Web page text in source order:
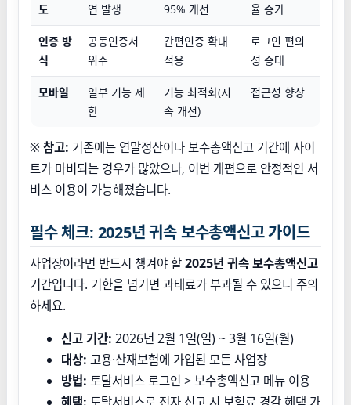
도
연 발생
95% 개선
율 증가
인증 방
식
공동인증서
위주
간편인증 확대
적용
로그인 편의
성 증대
모바일
일부 기능 제
한
기능 최적화(지
속 개선)
접근성 향상
※참고: 기존에는 연말정산이나 보수총액신고 기간에 사이
트가 마비되는 경우가 많았으나, 이번 개편으로 안정적인 서
비스 이용이 가능해졌습니다.
필수 체크: 2025년 귀속 보수총액신고 가이드
사업장이라면 반드시 챙겨야 할2025년 귀속 보수총액신고
기간입니다. 기한을 넘기면 과태료가 부과될 수 있으니 주의
하세요.
신고 기간: 2026년 2월 1일(일) ~ 3월 16일(월)
대상: 고용·산재보험에 가입된 모든 사업장
방법: 토탈서비스 로그인 > 보수총액신고 메뉴 이용